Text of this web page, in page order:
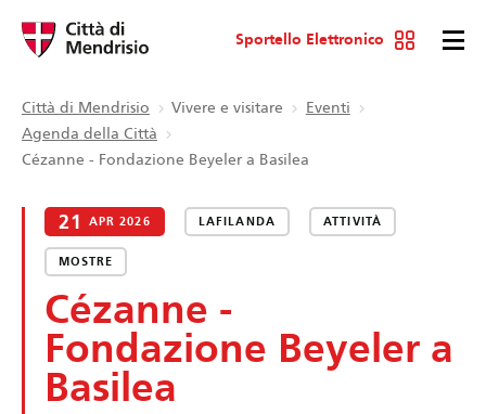
Sportello Elettronico
Città di Mendrisio Vivere e visitare
Eventi
Agenda della Città
Cézanne - Fondazione Beyeler a Basilea
21 APR 2026 LAFILANDA ATTIVITÀ
MOSTRE
Cézanne -
Fondazione Beyeler a
Basilea